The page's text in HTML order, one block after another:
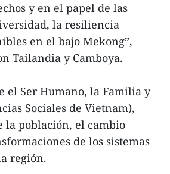
y en el papel de las
la resiliencia
en el bajo Mekong”,
Tailandia y Camboya.
el Ser Humano, la Familia y
Sociales de Vietnam),
la población, el cambio
de los sistemas
región.